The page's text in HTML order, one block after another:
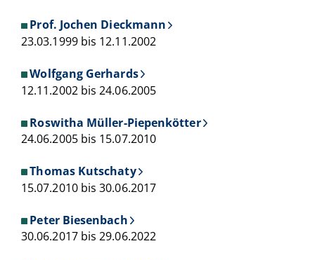
Prof. Jochen Dieckmann
23.03.1999 bis 12.11.2002
Wolfgang Gerhards
12.11.2002 bis 24.06.2005
Roswitha Müller-Piepenkötter
24.06.2005 bis 15.07.2010
Thomas Kutschaty
15.07.2010 bis 30.06.2017
Peter Biesenbach
30.06.2017 bis 29.06.2022